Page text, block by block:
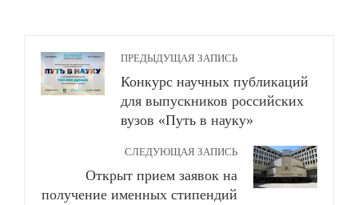
ПРЕДЫДУЩАЯ ЗАПИСЬ
Конкурс научных публикаций
для выпускников российских
вузов «Путь в науку»
СЛЕДУЮЩАЯ ЗАПИСЬ
Открыт прием заявок на
получение именных стипендий